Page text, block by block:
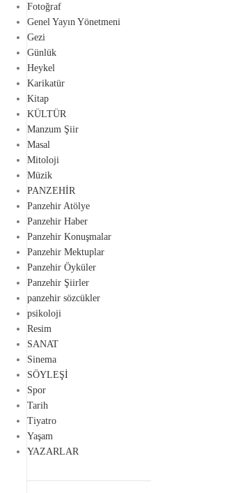
Fotoğraf
Genel Yayın Yönetmeni
Gezi
Günlük
Heykel
Karikatür
Kitap
KÜLTÜR
Manzum Şiir
Masal
Mitoloji
Müzik
PANZEHİR
Panzehir Atölye
Panzehir Haber
Panzehir Konuşmalar
Panzehir Mektuplar
Panzehir Öyküler
Panzehir Şiirler
panzehir sözcükler
psikoloji
Resim
SANAT
Sinema
SÖYLEŞİ
Spor
Tarih
Tiyatro
Yaşam
YAZARLAR